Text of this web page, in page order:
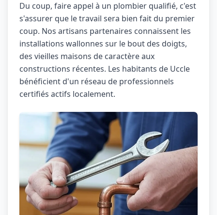
Du coup, faire appel à un plombier qualifié, c'est
s'assurer que le travail sera bien fait du premier
coup. Nos artisans partenaires connaissent les
installations wallonnes sur le bout des doigts,
des vieilles maisons de caractère aux
constructions récentes. Les habitants de Uccle
bénéficient d'un réseau de professionnels
certifiés actifs localement.